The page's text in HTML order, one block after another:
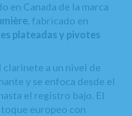
en Canada de la marca
, fabricado en
plateadas y pivotes
clarinete a un nivel de
y se enfoca desde el
el registro bajo. El
europeo con